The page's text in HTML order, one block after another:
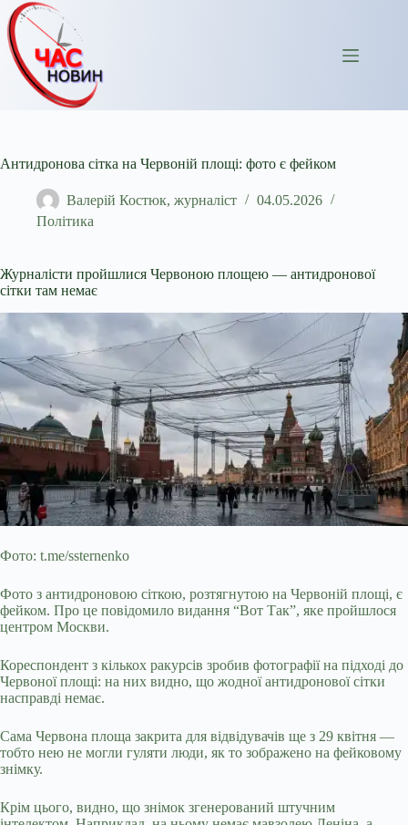
Перейти
до
вмісту
Антидронова сітка на Червоній площі: фото є фейком
Валерій Костюк, журналіст
04.05.2026
Політика
Журналісти пройшлися Червоною площею — антидронової
сітки там немає
Фото: t.me/ssternenko
Фото з антидроновою сіткою, розтягнутою на Червоній площі, є
фейком. Про це повідомило видання “Вот Так”, яке пройшлося
центром Москви.
Кореспондент з кількох ракурсів зробив фотографії на підході до
Червоної площі: на них видно, що жодної антидронової сітки
насправді немає.
Сама Червона площа закрита для відвідувачів ще з 29 квітня —
тобто нею не могли гуляти люди, як то зображено на фейковому
знімку.
Крім цього, видно, що знімок згенерований штучним